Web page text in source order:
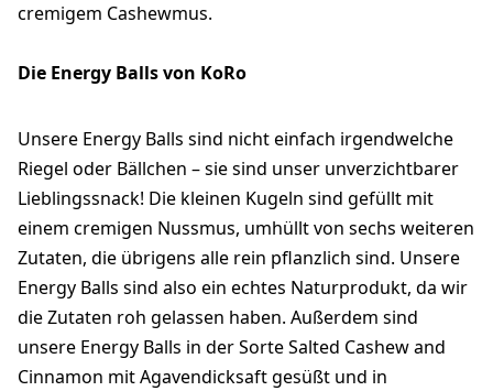
cremigem Cashewmus.
Die Energy Balls von KoRo
Unsere Energy Balls sind nicht einfach irgendwelche
Riegel oder Bällchen – sie sind unser unverzichtbarer
Lieblingssnack! Die kleinen Kugeln sind gefüllt mit
einem cremigen Nussmus, umhüllt von sechs weiteren
Zutaten, die übrigens alle rein pflanzlich sind. Unsere
Energy Balls sind also ein echtes Naturprodukt, da wir
die Zutaten roh gelassen haben. Außerdem sind
unsere Energy Balls in der Sorte Salted Cashew and
Cinnamon mit Agavendicksaft gesüßt und in